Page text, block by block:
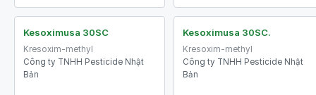
Kesoximusa 30SC
Kresoxim-methyl
Công ty TNHH Pesticide Nhật
Bản
Kesoximusa 30SC.
Kresoxim-methyl
Công ty TNHH Pesticide Nhật
Bản